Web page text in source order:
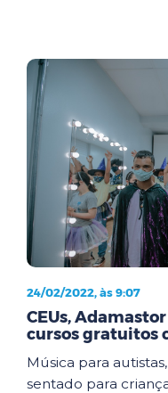
24/02/2022, às 9:07
CEUs,
cursos gratuitos
Música para
sentado para